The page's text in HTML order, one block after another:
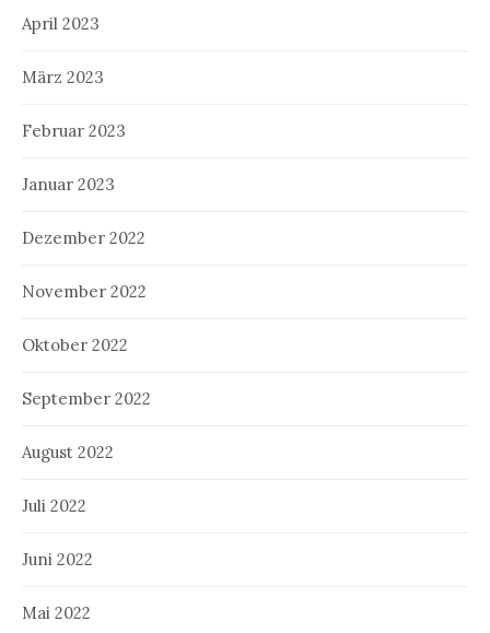
April 2023
März 2023
Februar 2023
Januar 2023
Dezember 2022
November 2022
Oktober 2022
September 2022
August 2022
Juli 2022
Juni 2022
Mai 2022